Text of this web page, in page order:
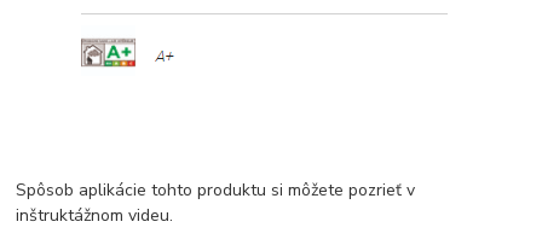
Spôsob aplikácie tohto produktu si môžete pozrieť v
inštruktážnom videu.